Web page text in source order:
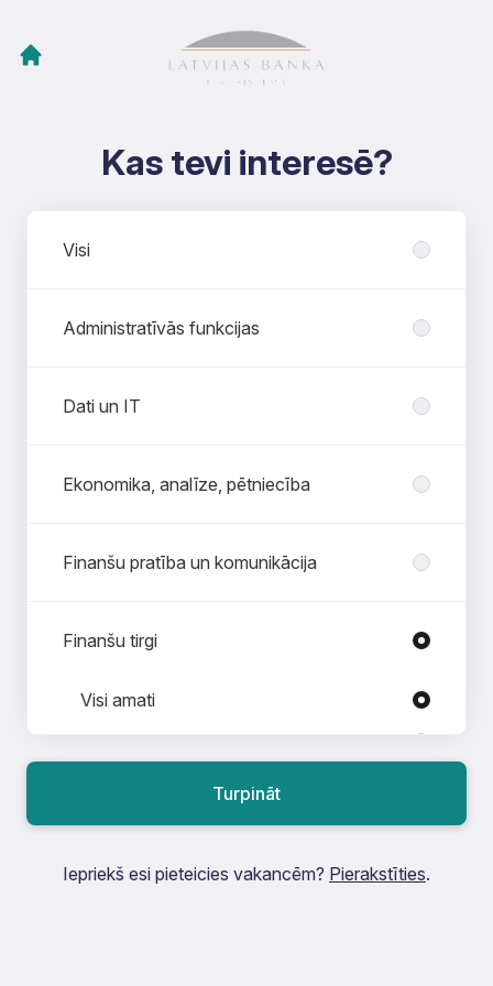
Kas tevi interesē?
Visi
Administratīvās funkcijas
Dati un IT
Ekonomika, analīze, pētniecība
Finanšu pratība un komunikācija
Finanšu tirgi
Amati nodaļā Finanšu tirgi
Visi amati
Finanšu risku pāvaldnieks
Maksājumi un sistēmas
Turpināt
Iepriekš esi pieteicies vakancēm? Pierakstīties.